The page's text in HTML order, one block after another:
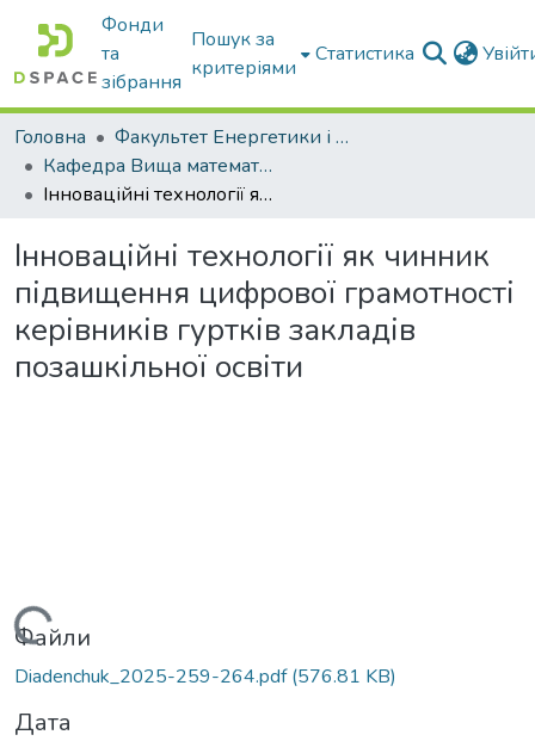
Фонди
та
зібрання
Пошук за
критеріями
Статистика
Головна
Факультет Енергетики і комп'ютерних технологій
Кафедра Вища математика та фізика
Інноваційні технології як чинник підвищення цифрової грамотності керівників гуртків закладів позашкільної освіти
Інноваційні технології як чинник
підвищення цифрової грамотності
керівників гуртків закладів
позашкільної освіти
Вантажиться...
Файли
Diadenchuk_2025-259-264.pdf(576.81 KB)
Дата